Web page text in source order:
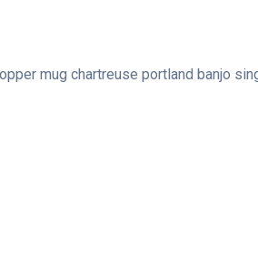
mug chartreuse portland banjo